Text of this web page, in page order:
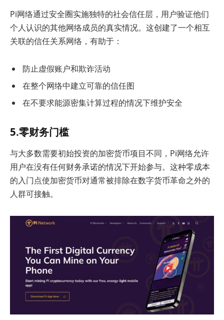
Pi网络通过安全圈实施独特的社会信任层，用户验证他们
个人认识的其他网络成员的真实情况。这创建了一个相互
关联的信任关系网络，有助于：
防止虚假账户和欺诈活动
在整个网络中建立可靠的信任图
在不要求能源密集计算过程的情况下维护安全
5.零财务门槛
与大多数需要初始投资的加密货币项目不同，Pi网络允许
用户在没有任何财务承诺的情况下开始参与。这种零成本
的入门点使加密货币对通常被排除在数字货币革命之外的
人群可接触。